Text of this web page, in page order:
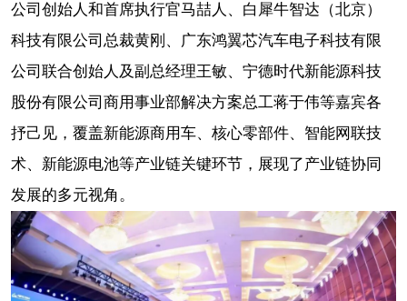
公司创始人和首席执行官马喆人、白犀牛智达（北京）
科技有限公司总裁黄刚、广东鸿翼芯汽车电子科技有限
公司联合创始人及副总经理王敏、宁德时代新能源科技
股份有限公司商用事业部解决方案总工蒋于伟等嘉宾各
抒己见，覆盖新能源商用车、核心零部件、智能网联技
术、新能源电池等产业链关键环节，展现了产业链协同
发展的多元视角。